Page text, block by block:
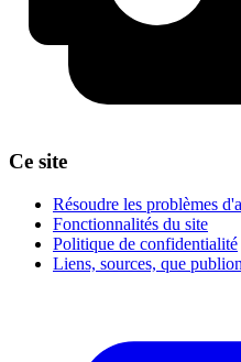
Ce site
Résoudre les problèmes
Fonctionnalités du site
Politique de confidentialité
Liens, sources, que